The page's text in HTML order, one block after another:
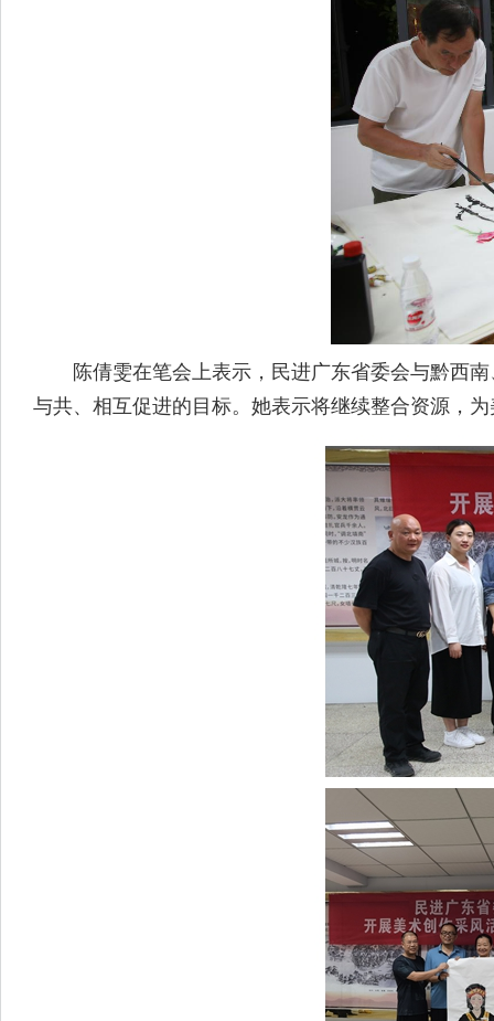
陈倩雯在笔会上表示，民进广东省委会与黔西南
与共、相互促进的目标。她表示将继续整合资源，